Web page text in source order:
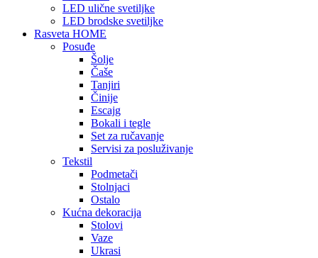
LED ulične svetiljke
LED brodske svetiljke
Rasveta HOME
Posuđe
Šolje
Čaše
Tanjiri
Činije
Escajg
Bokali i tegle
Set za ručavanje
Servisi za posluživanje
Tekstil
Podmetači
Stolnjaci
Ostalo
Kućna dekoracija
Stolovi
Vaze
Ukrasi